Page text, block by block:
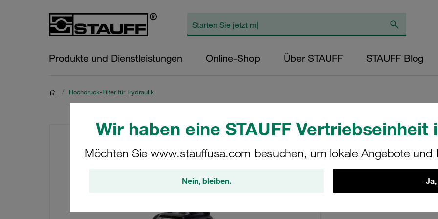
Wir haben eine STAUFF Vertriebseinheit
Möchten Sie www.stauffusa.com besuchen, um lokale Angebote und
Nein, bleiben.
Produkte und Dienstleistungen Online-Shop Über STAUFF STAUFF Blog
/ Hochdruck-Filter für Hydraulik
SF-090-O-O-B-T-G24-
STAUFF Materialnr.